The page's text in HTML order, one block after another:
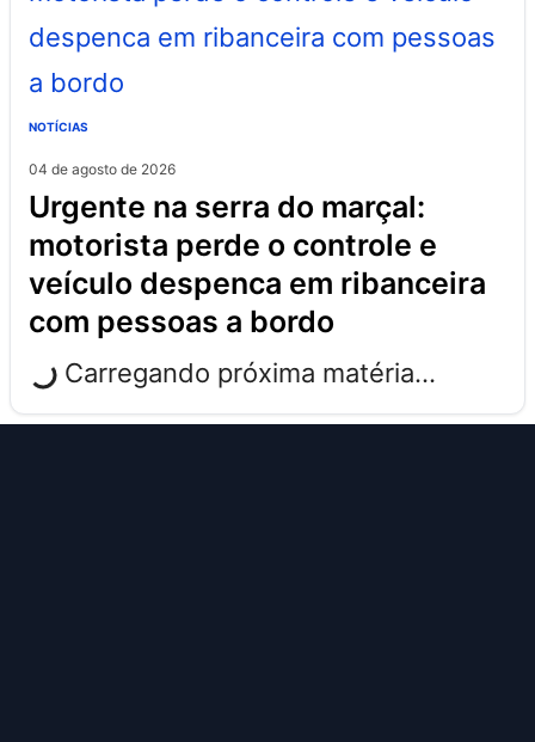
NOTÍCIAS
04 de agosto de 2026
urgente na serra do marçal:
motorista perde o controle e
veículo despenca em ribanceira
com pessoas a bordo
Carregando próxima matéria...